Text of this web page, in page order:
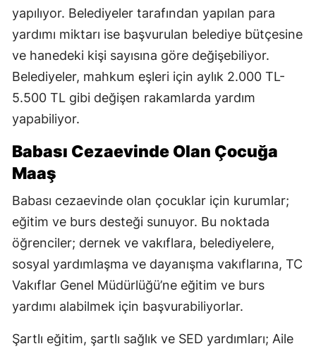
yapılıyor. Belediyeler tarafından yapılan para
yardımı miktarı ise başvurulan belediye bütçesine
ve hanedeki kişi sayısına göre değişebiliyor.
Belediyeler, mahkum eşleri için aylık 2.000 TL-
5.500 TL gibi değişen rakamlarda yardım
yapabiliyor.
Babası Cezaevinde Olan Çocuğa
Maaş
Babası cezaevinde olan çocuklar için kurumlar;
eğitim ve burs desteği sunuyor. Bu noktada
öğrenciler; dernek ve vakıflara, belediyelere,
sosyal yardımlaşma ve dayanışma vakıflarına, TC
Vakıflar Genel Müdürlüğü’ne eğitim ve burs
yardımı alabilmek için başvurabiliyorlar.
Şartlı eğitim, şartlı sağlık ve SED yardımları; Aile